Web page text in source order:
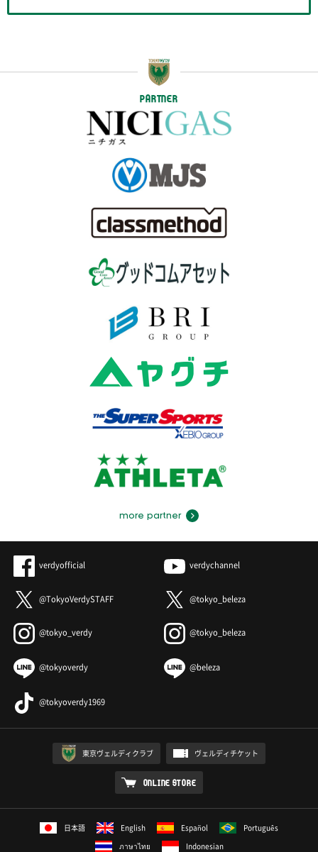
PARTNER
more partner
verdyofficial verdychannel
@TokyoVerdySTAFF @tokyo_beleza
@tokyo_verdy @tokyo_beleza
@tokyoverdy @beleza
@tokyoverdy1969
東京ヴェルディクラブ ヴェルディチケット
ONLINE STORE
日本語 English Español
Português
ภาษาไทย
Indonesian